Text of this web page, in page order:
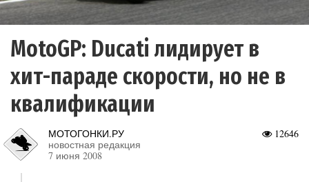
MotoGP: Ducati лидирует в
хит-параде скорости, но не в
квалификации
12646
МОТОГОНКИ.РУ
новостная редакция
7 июня 2008